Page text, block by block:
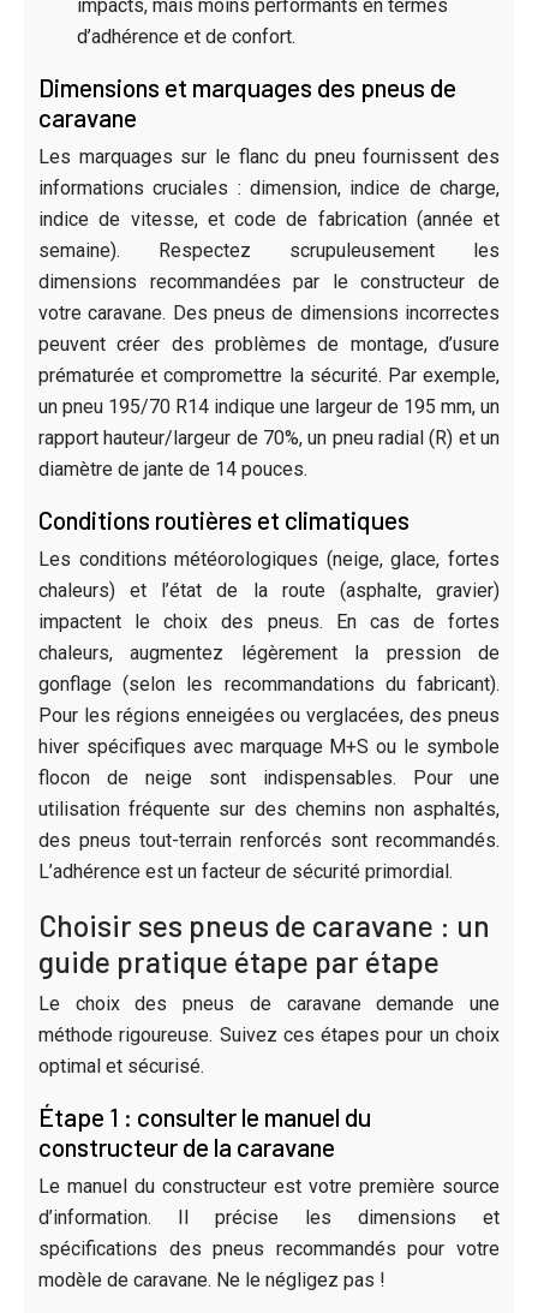
impacts, mais moins performants en termes
d’adhérence et de confort.
Dimensions et marquages des pneus de
caravane
Les marquages sur le flanc du pneu fournissent des
informations cruciales : dimension, indice de charge,
indice de vitesse, et code de fabrication (année et
semaine). Respectez scrupuleusement les
dimensions recommandées par le constructeur de
votre caravane. Des pneus de dimensions incorrectes
peuvent créer des problèmes de montage, d’usure
prématurée et compromettre la sécurité. Par exemple,
un pneu 195/70 R14 indique une largeur de 195 mm, un
rapport hauteur/largeur de 70%, un pneu radial (R) et un
diamètre de jante de 14 pouces.
Conditions routières et climatiques
Les conditions météorologiques (neige, glace, fortes
chaleurs) et l’état de la route (asphalte, gravier)
impactent le choix des pneus. En cas de fortes
chaleurs, augmentez légèrement la pression de
gonflage (selon les recommandations du fabricant).
Pour les régions enneigées ou verglacées, des pneus
hiver spécifiques avec marquage M+S ou le symbole
flocon de neige sont indispensables. Pour une
utilisation fréquente sur des chemins non asphaltés,
des pneus tout-terrain renforcés sont recommandés.
L’adhérence est un facteur de sécurité primordial.
Choisir ses pneus de caravane : un
guide pratique étape par étape
Le choix des pneus de caravane demande une
méthode rigoureuse. Suivez ces étapes pour un choix
optimal et sécurisé.
Étape 1 : consulter le manuel du
constructeur de la caravane
Le manuel du constructeur est votre première source
d’information. Il précise les dimensions et
spécifications des pneus recommandés pour votre
modèle de caravane. Ne le négligez pas !